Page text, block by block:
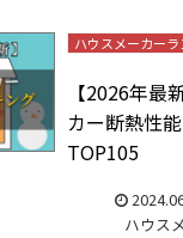
ハウスメーカー
【2026年最
カー断熱性
TOP105
ハウス